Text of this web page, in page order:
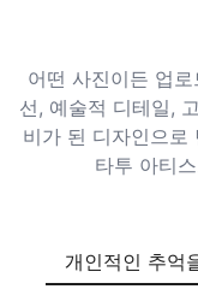
어떤 사진이든 업
선, 예술적 디테일,
비가 된 디자인으로
타투 아티
개인적인 추억